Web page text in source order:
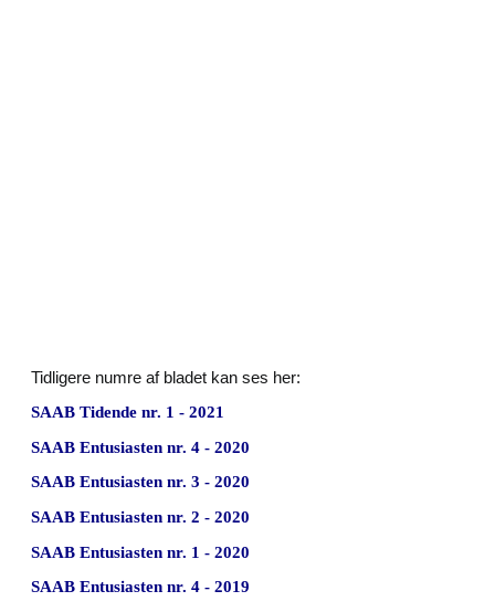
Tidligere numre af bladet kan ses her:
SAAB Tidende nr. 1 - 2021
SAAB Entusiasten nr. 4 - 2020
SAAB Entusiasten nr. 3 - 2020
SAAB Entusiasten nr. 2 - 2020
SAAB Entusiasten nr. 1 - 2020
SAAB Entusiasten nr. 4 - 2019